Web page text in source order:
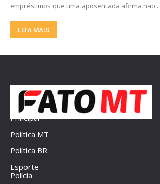
empréstimos que uma aposentada afirma não...
LEIA MAIS
Principal
Política MT
Política BR
Esporte
Polícia